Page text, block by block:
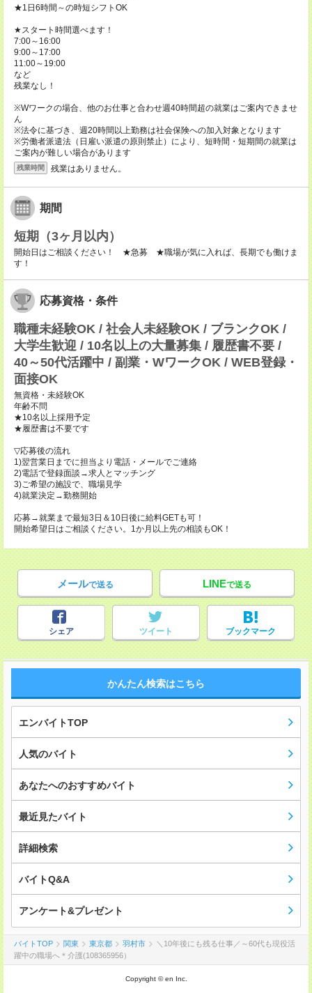
★1日6時間～の時短シフトOK
★スタート時間選べます！
7:00～16:00
9:00～17:00
11:00～19:00
など
残業なし！
※Wワークの場合、他のお仕事と合わせ週40時間超の就業はご案内できませ
ん
※法令に基づき、週20時間以上勤務は社会保険への加入対象となります
※労働者派遣法（日雇い派遣の原則禁止）により、短時間・短期間の就業は
ご案内が難しい場合があります
残業時間 残業はありません。
期間
短期（3ヶ月以内）
開始日はご相談ください！ ★急募 ★職場が気に入れば、長期でも働けま
す！
応募資格・条件
職種未経験OK / 社会人未経験OK / ブランクOK /
大学生歓迎 / 10名以上の大量募集 / 履歴書不要 /
40～50代活躍中 / 副業・WワークOK / WEB登録・
面接OK
無資格・未経験OK
年齢不問
★10名以上採用予定
★履歴書は不要です
▽応募後の流れ
1)翌営業日までに担当より電話・メールでご連絡
2)電話で登録面談→求人とマッチング
3)ご希望の施設で、職場見学
4)就業決定→勤務開始
応募→就業まで最短3日＆10日後に給料GETも可！
開始希望日はご相談ください。1か月以上先の相談もOK！
メールで送る LINEで送る
シェア ツイート ブックマーク
かんたん検索はこちら
エンバイトTOP
人気のバイト
あなたへのおすすめバイト
最近見たバイト
詳細検索
バイトQ&A
アンケート&プレゼント
バイトTOP 関東 東京都 羽村市
＼10年後にも残る仕事／～60代も現役活
躍中の職場へ＊介護(108365956）
Copyright © en Inc.